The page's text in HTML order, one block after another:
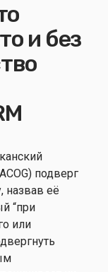
и без
подверг
назвав её
“при
или